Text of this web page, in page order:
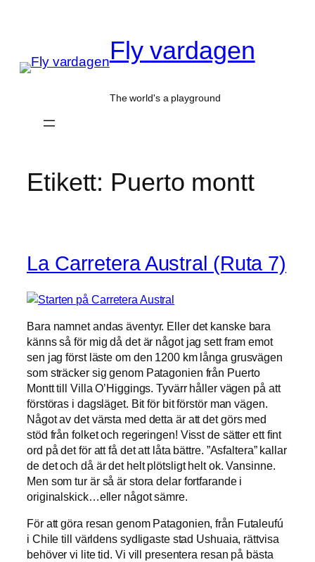
Fly vardagen
The world's a playground
Etikett: Puerto montt
La Carretera Austral (Ruta 7)
Bara namnet andas äventyr. Eller det kanske bara
känns så för mig då det är något jag sett fram emot
sen jag först läste om den 1200 km långa grusvägen
som sträcker sig genom Patagonien från Puerto
Montt till Villa O’Higgings. Tyvärr håller vägen på att
förstöras i dagsläget. Bit för bit förstör man vägen.
Något av det värsta med detta är att det görs med
stöd från folket och regeringen! Visst de sätter ett fint
ord på det för att få det att låta bättre. ”Asfaltera” kallar
de det och då är det helt plötsligt helt ok. Vansinne.
Men som tur är så är stora delar fortfarande i
originalskick…eller något sämre.
För att göra resan genom Patagonien, från Futaleufú
i Chile till världens sydligaste stad Ushuaia, rättvisa
behöver vi lite tid. Vi vill presentera resan på bästa